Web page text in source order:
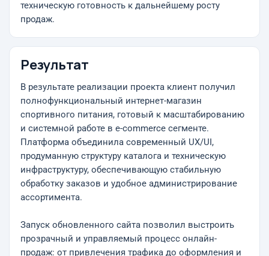
техническую готовность к дальнейшему росту
продаж.
Результат
В результате реализации проекта клиент получил
полнофункциональный интернет-магазин
спортивного питания, готовый к масштабированию
и системной работе в e-commerce сегменте.
Платформа объединила современный UX/UI,
продуманную структуру каталога и техническую
инфраструктуру, обеспечивающую стабильную
обработку заказов и удобное администрирование
ассортимента.
Запуск обновленного сайта позволил выстроить
прозрачный и управляемый процесс онлайн-
продаж: от привлечения трафика до оформления и